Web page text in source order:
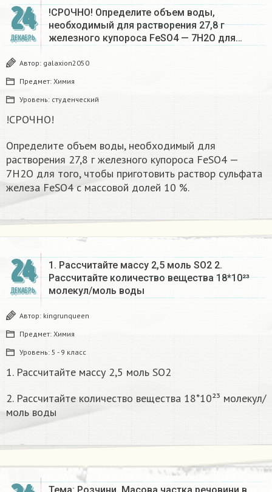
24
ДЕКАБРЬ
!СРОЧНО! Определите объем воды,
необходимый для растворения 27,8 г
железного купороса FeSO4 — 7Н2О для…
Автор: galaxion2050
Предмет: Химия
Уровень: студенческий
!СРОЧНО!
Определите объем воды, необходимый для
растворения 27,8 г железного купороса FeSO4 —
7Н2О для того, чтобы приготовить раствор сульфата
железа FeSO4 с массовой долей 10 %.​
24
ДЕКАБРЬ
1. Рассчитайте массу 2,5 моль SO2 2.
Рассчитайте количество вещества 18*10²³
молекул/моль воды
Автор: kingrunqueen
Предмет: Химия
Уровень: 5 - 9 класс
1. Рассчитайте массу 2,5 моль SO2
2. Рассчитайте количество вещества 18*10²³ молекул/
моль воды